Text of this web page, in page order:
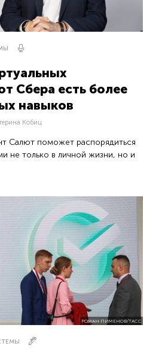
Сбера есть более
навыков
Кобиц
Салют поможет распорядиться
не только в личной жизни, но и
РОМАН ПИМЕНОВ/ТАСС